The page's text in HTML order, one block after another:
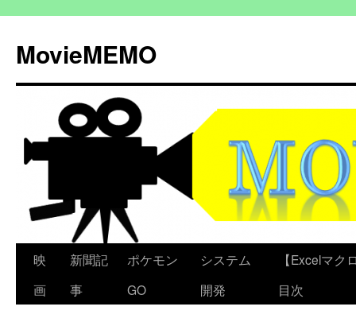
テ
ン
ッ
MovieMEMO
映
画
新聞記
事
ポケモン
GO
システム
開発
【Excelマク
目次